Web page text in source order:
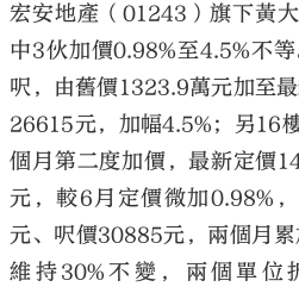
宏安地產（01243）旗下黃
中3伙加價0.98%至4.5%不
呎，由舊價1323.9萬元加至
26615元，加幅4.5%；另16
個月第二度加價，最新定價
元，較6月定價微加0.98%
元、呎價30885元，兩個月
維持30%不變，兩個單位